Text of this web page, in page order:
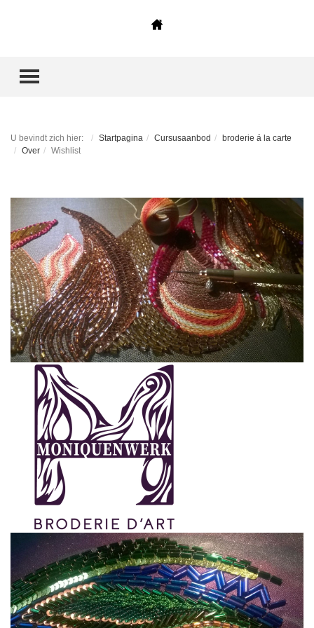
TOGGLE MENU
U bevindt zich hier: Startpagina Cursusaanbod
broderie á la carte
Over
Wishlist